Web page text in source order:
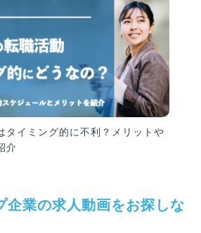
タイミング的に不利？メリットや
介
企業の求人動画をお探しな